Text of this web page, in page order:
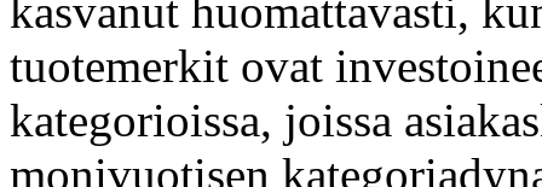
kasvanut huomattavasti,
tuotemerkit ovat
kategorioissa, joissa
monivuotisen